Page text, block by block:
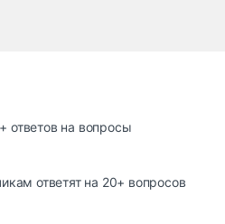
ответов на вопросы
ответят на 20+ вопросов